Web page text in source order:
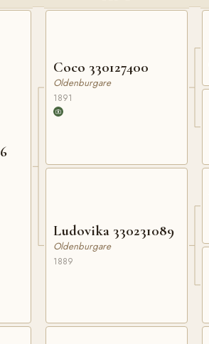
Coco 330127400
Oldenburgare
1891
Ludovika 330231089
Oldenburgare
1889